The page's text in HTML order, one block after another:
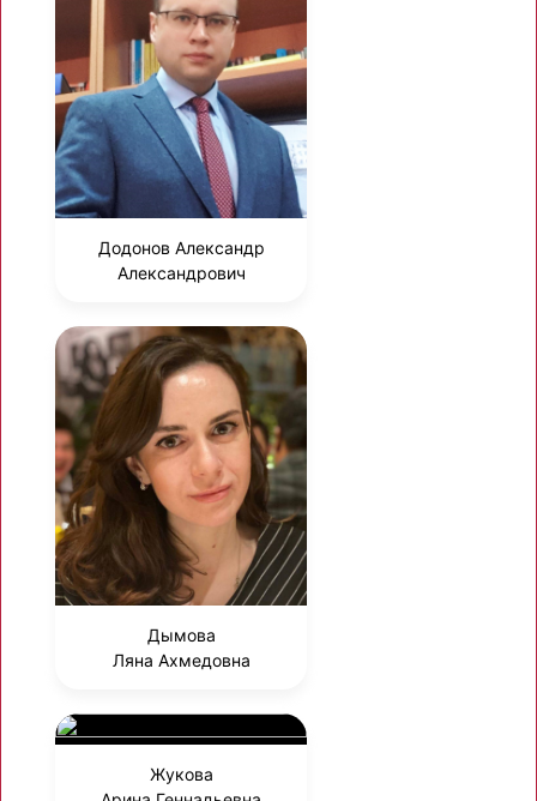
Додонов Александр
Александрович
Дымова
Ляна Ахмедовна
Жукова